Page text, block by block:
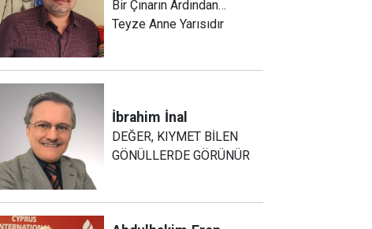
Bir Çınarın Ardından…
Teyze Anne Yarısıdır
İbrahim İnal
DEĞER, KIYMET BİLEN
GÖNÜLLERDE GÖRÜNÜR